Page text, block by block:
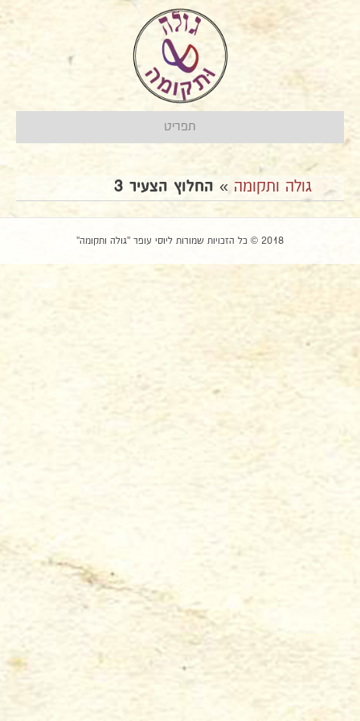
תפריט
גולה ותקומה » החלוץ הצעיר 3
2018 © כל הזכויות שמורות ליוסי עופר "גולה ותקומה"